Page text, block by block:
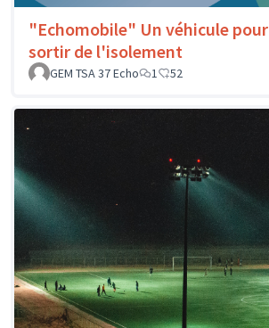
"Echomobile" Un véhicule pour
sortir de l'isolement
GEM TSA 37 Echo
1 52